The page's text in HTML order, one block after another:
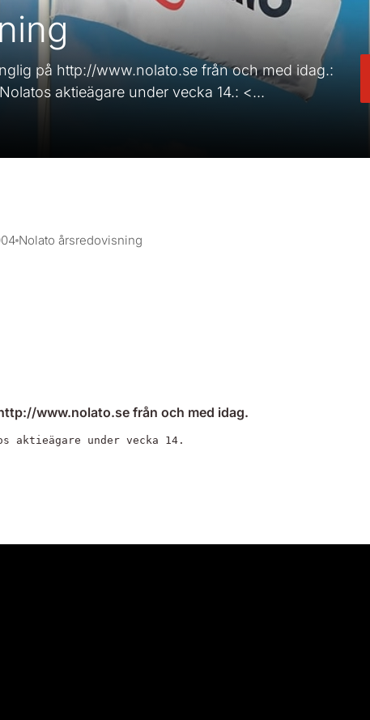
på http://www.nolato.se från och med idag.:
aktieägare under vecka 14.: <...
Nolato årsredovisning
www.nolato.se från och med idag.
aktieägare under vecka 14.